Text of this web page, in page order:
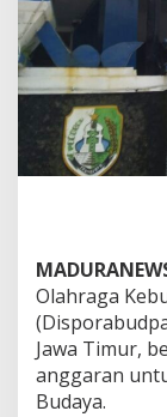
Olahraga
Jawa Timur,
anggaran
Budaya.